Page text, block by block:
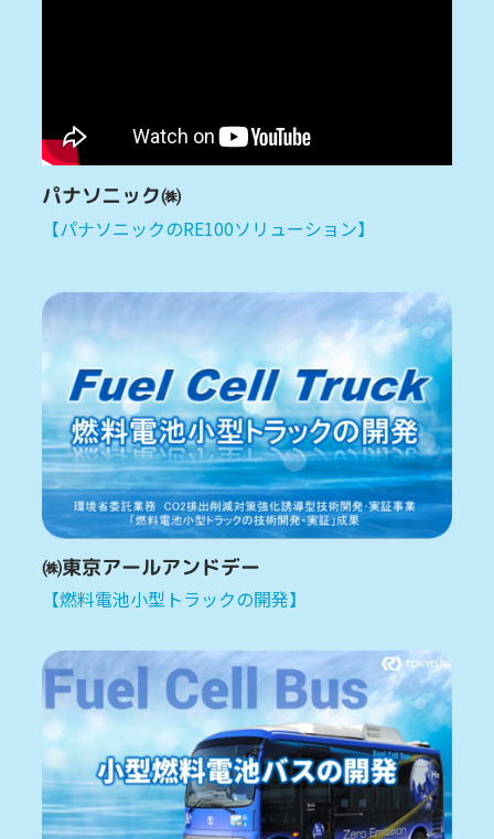
パナソニック㈱
【パナソニックのRE100ソリューション】
㈱東京アールアンドデー
【燃料電池小型トラックの開発】